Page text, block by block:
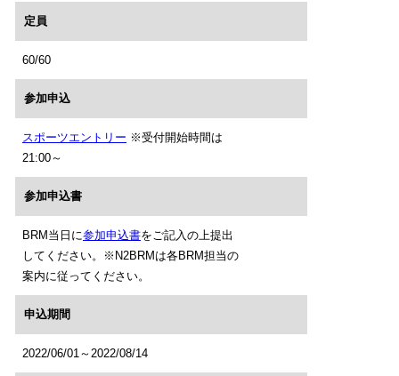
定員
60/60
参加申込
スポーツエントリー ※受付開始時間は
21:00～
参加申込書
BRM当日に参加申込書をご記入の上提出
してください。※N2BRMは各BRM担当の
案内に従ってください。
申込期間
2022/06/01～2022/08/14